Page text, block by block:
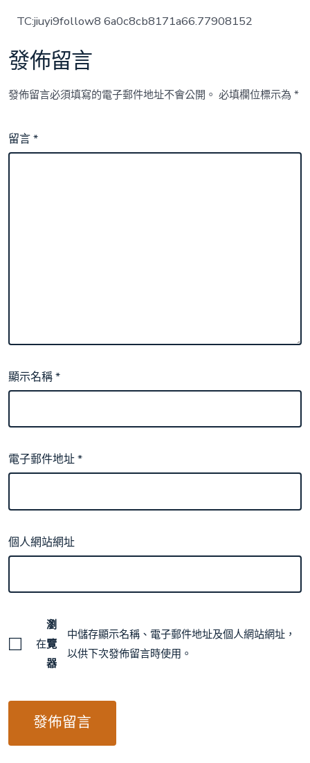
TC:jiuyi9follow8 6a0c8cb8171a66.77908152
發佈留言
發佈留言必須填寫的電子郵件地址不會公開。 必填欄位標示為*
留言*
顯示名稱*
電子郵件地址*
個人網站網址
在
瀏
覽
器
中儲存顯示名稱、電子郵件地址及個人網站網址，
以供下次發佈留言時使用。